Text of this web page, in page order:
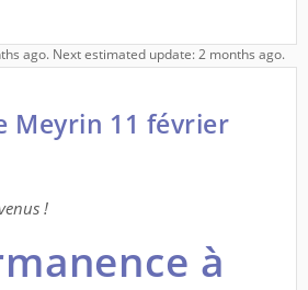
ago. Next estimated update: 2 months ago.
Meyrin 11 février
!
à